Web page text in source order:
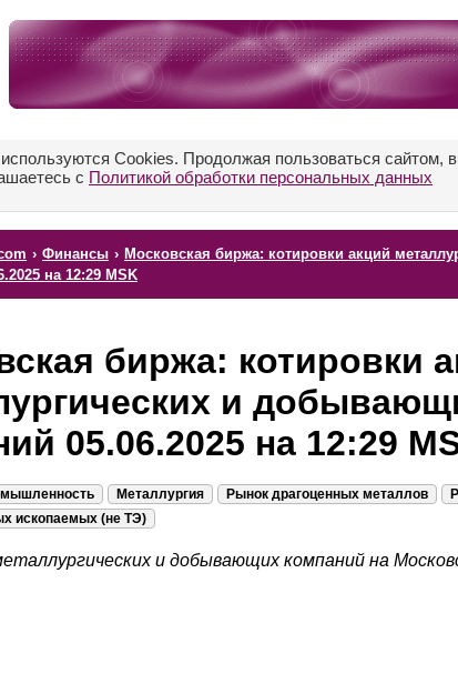
Cookies. Продолжая пользоваться сайтом,
с Политикой обработки персональных данных
› Финансы › Московская биржа: котировки акций
на 12:29 MSK
биржа: котировки
и
05.06.2025 на 12:29
Металлургия Рынок драгоценных металлов
ископаемых (не ТЭ)
и добывающих компаний на